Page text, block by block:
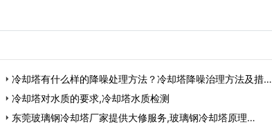
冷却塔有什么样的降噪处理方法？冷却塔降噪治理方法及措施
(冷却塔属于什…
冷却塔对水质的要求,冷却塔水质检测
东莞玻璃钢冷却塔厂家提供大修服务,玻璃钢冷却塔原理…